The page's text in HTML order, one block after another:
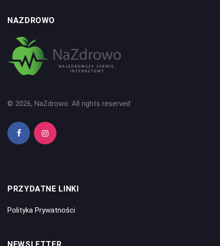
NAZDROWO
© 2026, NaZdrowo. All rights reserved
PRZYDATNE LINKI
Polityka Prywatności